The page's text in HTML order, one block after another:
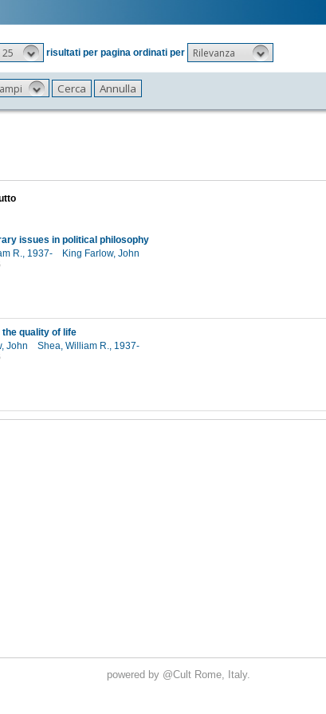
25 risultati per pagina ordinati per Rilevanza
issues in political philosophy
R., 1937-
King Farlow, John
the quality of life
John
Shea, William R., 1937-
powered by @Cult Rome, Italy.